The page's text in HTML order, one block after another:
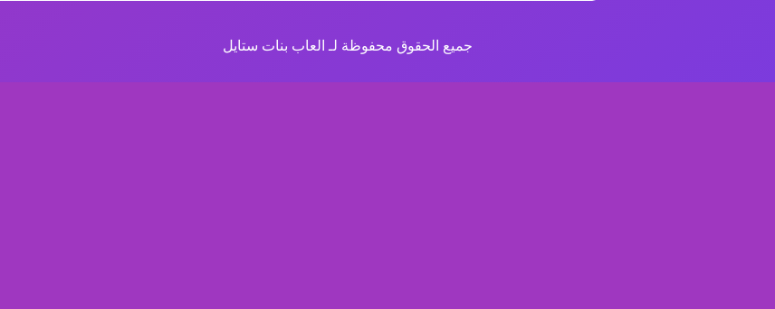
جميع الحقوق محفوظة لـ العاب بنات ستايل